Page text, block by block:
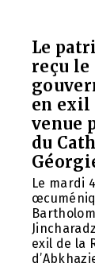
Le
reçu le
en exil
venue
du
Le mardi
exil de la